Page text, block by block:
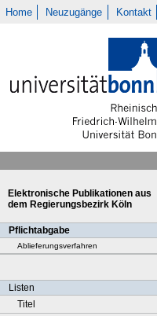
Home Neuzugänge Kontakt
Elektronische Publikationen aus
dem Regierungsbezirk Köln
Pflichtabgabe
Ablieferungsverfahren
Listen
Titel